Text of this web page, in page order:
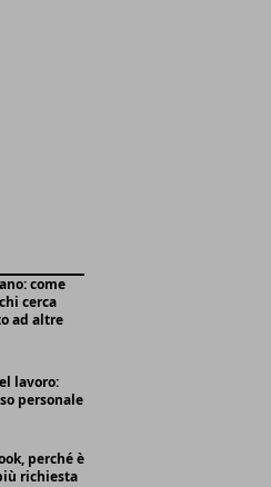
come
cerca
ad altre
lavoro:
personale
perché è
richiesta